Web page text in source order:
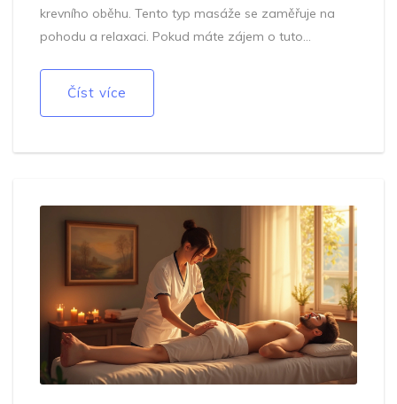
krevního oběhu. Tento typ masáže se zaměřuje na
pohodu a relaxaci. Pokud máte zájem o tuto
očekávat a jak se na ni připravit. Tento článek
Číst více